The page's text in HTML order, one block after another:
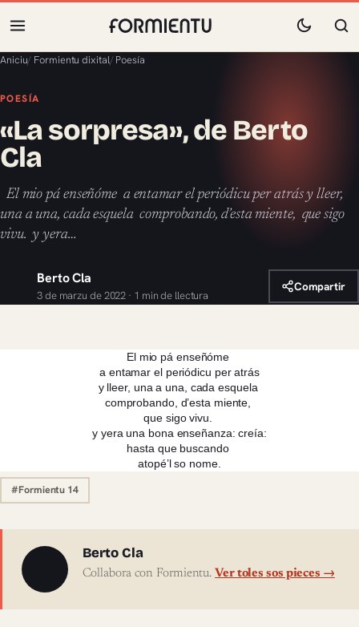
Aniciu/ Formientu dixital/ Poesía
POESÍA
«La sorpresa», de Berto
Cla
El mio pá enseñóme a entamar el periódicu per atrás y lleer,
una a una, cada esquela comprobando, d’esta miente, que sigo
vivu. y yera…
Berto Cla
3 de marzu de 2022 · 1 min de llectura
Compartir
El mio pá enseñóme
a entamar el periódicu per atrás
y lleer, una a una, cada esquela
comprobando, d’esta miente,
que sigo vivu.
y yera una bona enseñanza: creía:
hasta que buscando
atopé’l so nome.
#Formientu 14
Sobre l'autor
Berto Cla
Collabora con Formientu.Ver toles sos pieces →